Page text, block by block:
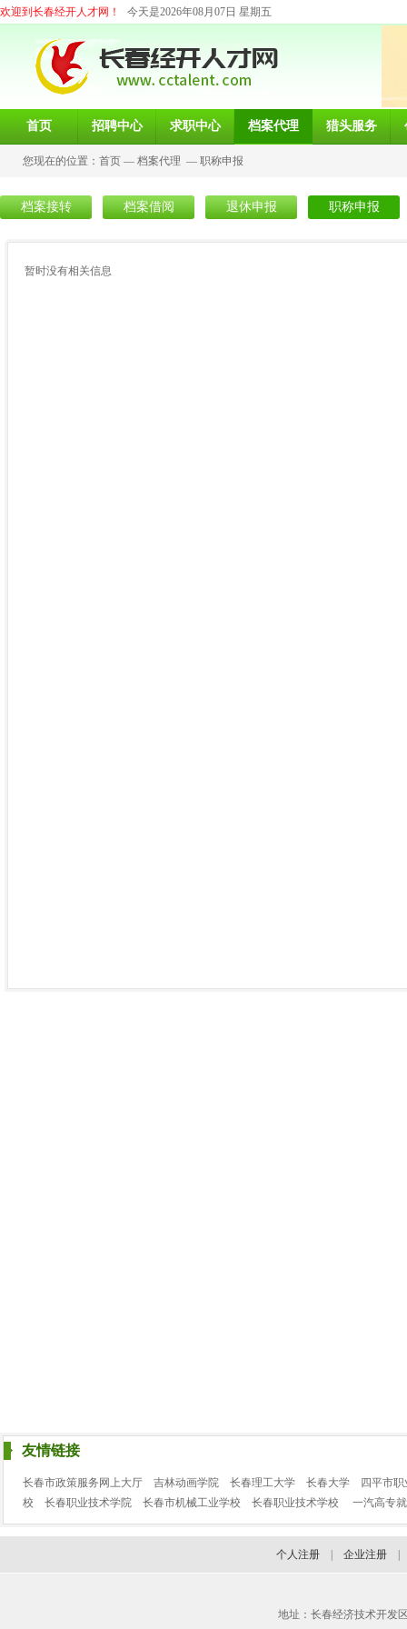
欢迎到长春经开人才网！ 今天是2026年08月07日 星期五
首页 招聘中心 求职中心 档案代理 猎头服务
您现在的位置： 首页 — 档案代理 — 职称申报
档案接转 档案借阅 退休申报 职称申报
暂时没有相关信息
友情链接
长春市政策服务网上大厅 吉林动画学院 长春理工大学 长春大学
四平市
校
长春职业技术学院 长春市机械工业学校 长春职业技术学校 一汽高专
个人注册 企业注册
地址：长春经济技术开发